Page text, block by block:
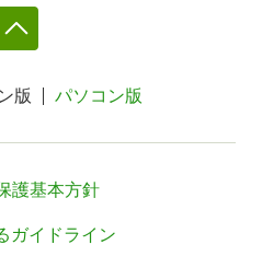
版 パソコン版
護基本方針
ガイドライン